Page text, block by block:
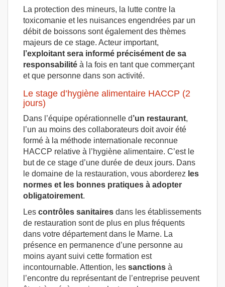
La protection des mineurs, la lutte contre la
toxicomanie et les nuisances engendrées par un
débit de boissons sont également des thèmes
majeurs de ce stage. Acteur important,
l’exploitant sera informé précisément de sa
responsabilité à la fois en tant que commerçant
et que personne dans son activité.
Le stage d’hygiène alimentaire HACCP (2
jours)
Dans l’équipe opérationnelle d’un restaurant,
l’un au moins des collaborateurs doit avoir été
formé à la méthode internationale reconnue
HACCP relative à l’hygiène alimentaire. C’est le
but de ce stage d’une durée de deux jours. Dans
le domaine de la restauration, vous aborderez les
normes et les bonnes pratiques à adopter
obligatoirement.
Les contrôles sanitaires dans les établissements
de restauration sont de plus en plus fréquents
dans votre département dans le Marne. La
présence en permanence d’une personne au
moins ayant suivi cette formation est
incontournable. Attention, les sanctions à
l’encontre du représentant de l’entreprise peuvent